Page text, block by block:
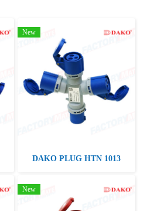
New
DAKO PLUG HTN 1013
New